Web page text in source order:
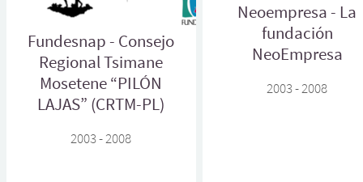
Fundesnap - Consejo
Regional Tsimane
Mosetene “PILÓN
LAJAS” (CRTM-PL)
2003 - 2008
Neoempresa - La
fundación
NeoEmpresa
2003 - 2008